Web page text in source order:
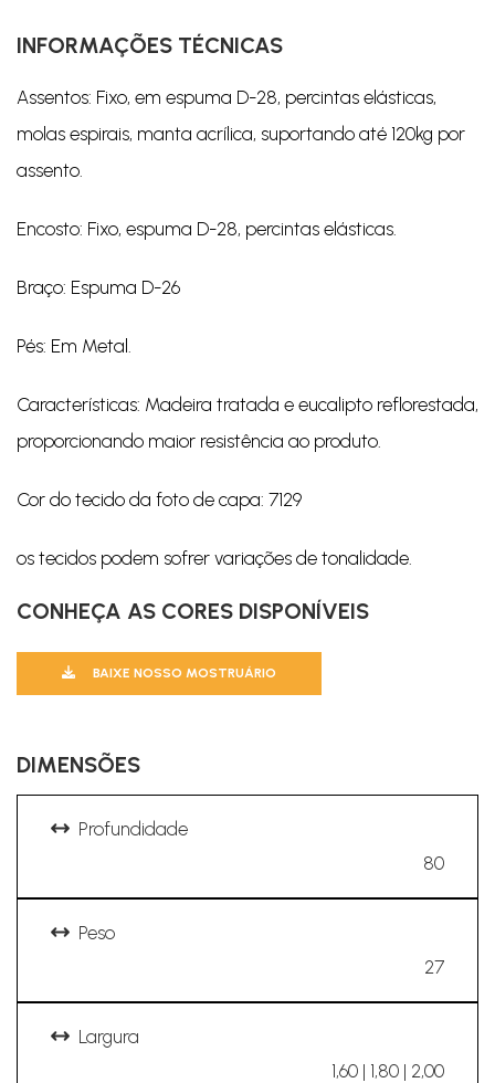
INFORMAÇÕES TÉCNICAS
Assentos: Fixo, em espuma D-28, percintas elásticas,
molas espirais, manta acrílica, suportando até 120kg por
assento.
Encosto: Fixo, espuma D-28, percintas elásticas.
Braço: Espuma D-26
Pés: Em Metal.
Características: Madeira tratada e eucalipto reflorestada,
proporcionando maior resistência ao produto.
Cor do tecido da foto de capa: 7129
os tecidos podem sofrer variações de tonalidade.
CONHEÇA AS CORES DISPONÍVEIS
BAIXE NOSSO MOSTRUÁRIO
DIMENSÕES
Profundidade
80
Peso
27
Largura
1,60 | 1,80 | 2,00